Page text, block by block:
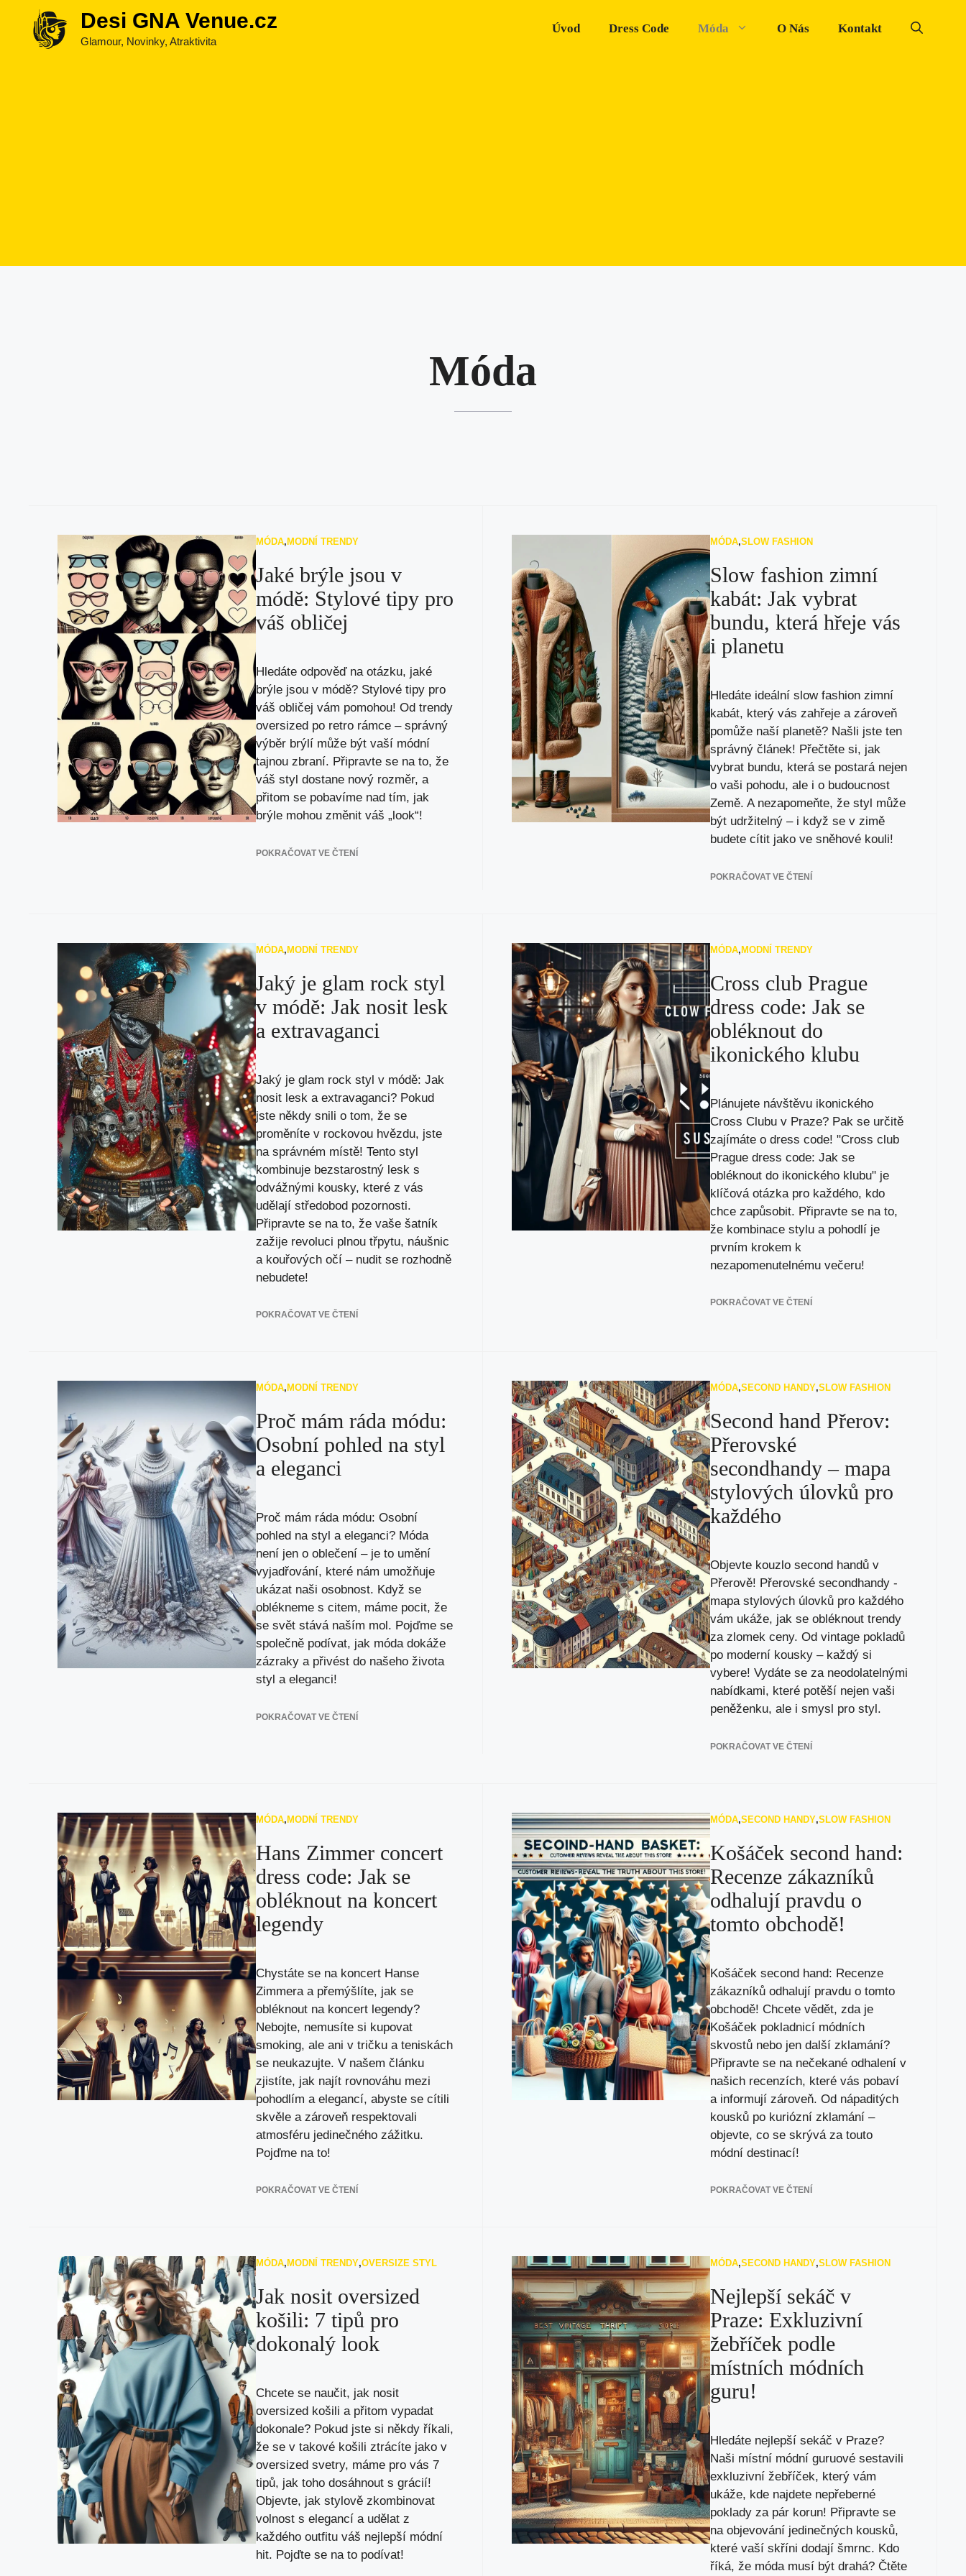
Přeskočit
Desi GNA Venue.cz
Glamour, Novinky, Atraktivita
Úvod Dress Code Móda O Nás Kontakt
Móda
MÓDA, MODNÍ TRENDY
Jaké brýle jsou v
módě: Stylové tipy pro
váš obličej
Hledáte odpověď na otázku, jaké
brýle jsou v módě? Stylové tipy pro
váš obličej vám pomohou! Od trendy
oversized po retro rámce – správný
výběr brýlí může být vaší módní
tajnou zbraní. Připravte se na to, že
váš styl dostane nový rozměr, a
přitom se pobavíme nad tím, jak
brýle mohou změnit váš „look“!
POKRAČOVAT VE ČTENÍ
MÓDA,SLOW FASHION
Slow fashion zimní
kabát: Jak vybrat
bundu, která hřeje vás
i planetu
Hledáte ideální slow fashion zimní
kabát, který vás zahřeje a zároveň
pomůže naší planetě? Našli jste ten
správný článek! Přečtěte si, jak
vybrat bundu, která se postará nejen
o vaši pohodu, ale i o budoucnost
Země. A nezapomeňte, že styl může
být udržitelný – i když se v zimě
budete cítit jako ve sněhové kouli!
POKRAČOVAT VE ČTENÍ
MÓDA,MODNÍ TRENDY
Jaký je glam rock styl
v módě: Jak nosit lesk
a extravaganci
Jaký je glam rock styl v módě: Jak
nosit lesk a extravaganci? Pokud
jste někdy snili o tom, že se
proměníte v rockovou hvězdu, jste
na správném místě! Tento styl
kombinuje bezstarostný lesk s
odvážnými kousky, které z vás
udělají středobod pozornosti.
Připravte se na to, že vaše šatník
zažije revoluci plnou třpytu, náušnic
a kouřových očí – nudit se rozhodně
nebudete!
POKRAČOVAT VE ČTENÍ
MÓDA,MODNÍ TRENDY
Cross club Prague
dress code: Jak se
obléknout do
ikonického klubu
Plánujete návštěvu ikonického
Cross Clubu v Praze? Pak se určitě
zajímáte o dress code! "Cross club
Prague dress code: Jak se
obléknout do ikonického klubu" je
klíčová otázka pro každého, kdo
chce zapůsobit. Připravte se na to,
že kombinace stylu a pohodlí je
prvním krokem k
nezapomenutelnému večeru!
POKRAČOVAT VE ČTENÍ
MÓDA, MODNÍ TRENDY
Proč mám ráda módu:
Osobní pohled na styl
a eleganci
Proč mám ráda módu: Osobní
pohled na styl a eleganci? Móda
není jen o oblečení – je to umění
vyjadřování, které nám umožňuje
ukázat naši osobnost. Když se
oblékneme s citem, máme pocit, že
se svět stává naším mol. Pojďme se
společně podívat, jak móda dokáže
zázraky a přivést do našeho života
styl a eleganci!
POKRAČOVAT VE ČTENÍ
MÓDA,SECOND HANDY,SLOW FASHION
Second hand Přerov:
Přerovské
secondhandy – mapa
stylových úlovků pro
každého
Objevte kouzlo second handů v
Přerově! Přerovské secondhandy -
mapa stylových úlovků pro každého
vám ukáže, jak se obléknout trendy
za zlomek ceny. Od vintage pokladů
po moderní kousky – každý si
vybere! Vydáte se za neodolatelnými
nabídkami, které potěší nejen vaši
peněženku, ale i smysl pro styl.
POKRAČOVAT VE ČTENÍ
MÓDA,MODNÍ TRENDY
Hans Zimmer concert
dress code: Jak se
obléknout na koncert
legendy
Chystáte se na koncert Hanse
Zimmera a přemýšlíte, jak se
obléknout na koncert legendy?
Nebojte, nemusíte si kupovat
smoking, ale ani v tričku a teniskách
se neukazujte. V našem článku
zjistíte, jak najít rovnováhu mezi
pohodlím a elegancí, abyste se cítili
skvěle a zároveň respektovali
atmosféru jedinečného zážitku.
Pojďme na to!
POKRAČOVAT VE ČTENÍ
MÓDA,SECOND HANDY,SLOW FASHION
Košáček second hand:
Recenze zákazníků
odhalují pravdu o
tomto obchodě!
Košáček second hand: Recenze
zákazníků odhalují pravdu o tomto
obchodě! Chcete vědět, zda je
Košáček pokladnicí módních
skvostů nebo jen další zklamání?
Připravte se na nečekané odhalení v
našich recenzích, které vás pobaví
a informují zároveň. Od nápaditých
kousků po kuriózní zklamání –
objevte, co se skrývá za touto
módní destinací!
POKRAČOVAT VE ČTENÍ
MÓDA, MODNÍ TRENDY,OVERSIZE STYL
Jak nosit oversized
košili: 7 tipů pro
dokonalý look
Chcete se naučit, jak nosit
oversized košili a přitom vypadat
dokonale? Pokud jste si někdy říkali,
že se v takové košili ztrácíte jako v
oversized svetry, máme pro vás 7
tipů, jak toho dosáhnout s grácií!
Objevte, jak stylově zkombinovat
volnost s elegancí a udělat z
každého outfitu váš nejlepší módní
hit. Pojďte se na to podívat!
MÓDA,SECOND HANDY,SLOW FASHION
Nejlepší sekáč v
Praze: Exkluzivní
žebříček podle
místních módních
guru!
Hledáte nejlepší sekáč v Praze?
Naši místní módní guruové sestavili
exkluzivní žebříček, který vám
ukáže, kde najdete nepřeberné
poklady za pár korun! Připravte se
na objevování jedinečných kousků,
které vaší skříni dodají šmrnc. Kdo
říká, že móda musí být drahá? Čtěte